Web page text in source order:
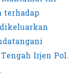
terhadap
Irjen Pol.